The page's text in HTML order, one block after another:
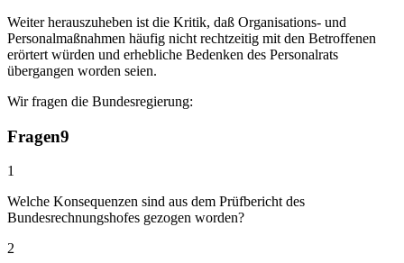
Weiter herauszuheben ist die Kritik, daß Organisations- und
Personalmaßnahmen häufig nicht rechtzeitig mit den Betroffenen
erörtert würden und erhebliche Bedenken des Personalrats
übergangen worden seien.
Wir fragen die Bundesregierung:
Fragen9
1
Welche Konsequenzen sind aus dem Prüfbericht des
Bundesrechnungshofes gezogen worden?
2